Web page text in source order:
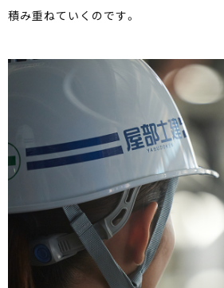
積み重ねていくのです。